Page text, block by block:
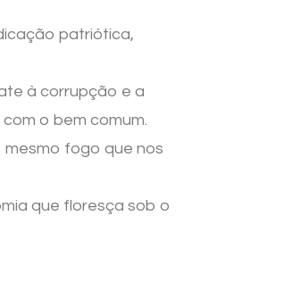
patriótica,
à corrupção e a
o bem comum.
mesmo fogo que nos
que floresça sob o